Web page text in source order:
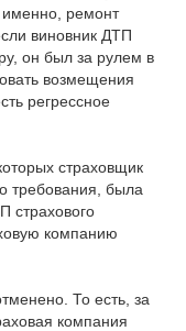
именно, ремонт
виновник ДТП
он был за рулем в
возмещения
регрессное
страховщик
требования, была
страхового
компанию
То есть, за
компания